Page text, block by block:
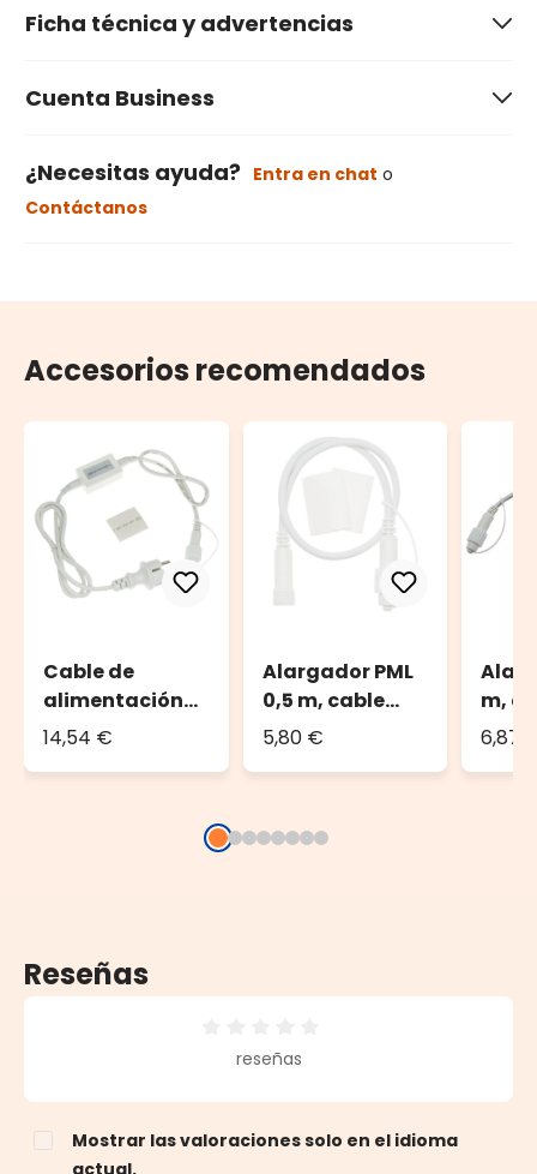
Ficha técnica y advertencias
Cuenta Business
¿Necesitas ayuda? Entra en chat o
Contáctanos
Accesorios recomendados
Cable de
alimentación
PML, 1,5 m, con
14,54 €
Alargador PML
0,5 m, cable
blanco, IP67
5,80 €
m,
6,87
Reseñas
Calificación promedio de 0 de 5 estrellas
reseñas
Mostrar las valoraciones solo en el idioma